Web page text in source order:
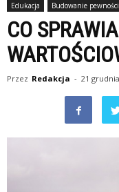
Edukacja Budowanie
CO
Przez Redakcja - 21